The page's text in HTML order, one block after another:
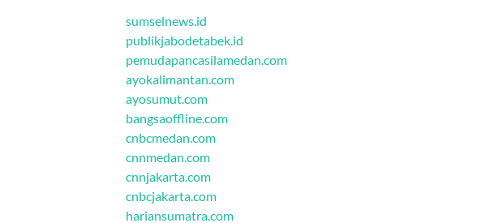
sumselnews.id
publikjabodetabek.id
pemudapancasilamedan.com
ayokalimantan.com
ayosumut.com
bangsaoffline.com
cnbcmedan.com
cnnmedan.com
cnnjakarta.com
cnbcjakarta.com
hariansumatra.com